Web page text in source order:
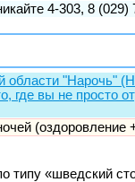
4-303, 8 (029)
"Нарочь"
вы не просто
(оздоровление
типу «шведский